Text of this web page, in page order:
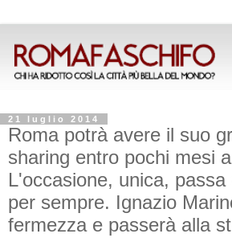
21 luglio 2014
Roma potrà avere il suo
sharing entro pochi mesi
L'occasione, unica,
per sempre. Ignazio
fermezza e passerà alla